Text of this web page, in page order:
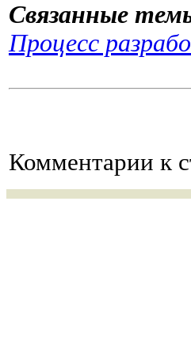
Связанные
Процесс
Комментарии к